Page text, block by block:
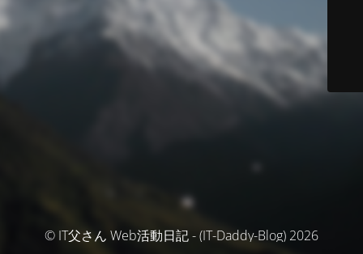
© IT父さん Web活動日記 - (IT-Daddy-Blog) 2026